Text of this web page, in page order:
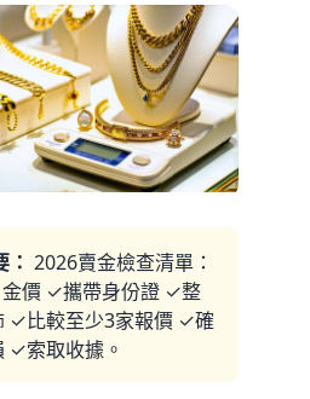
2026賣金檢查清單：
價 ✓攜帶身份證 ✓整
✓比較至少3家報價 ✓確
✓索取收據。